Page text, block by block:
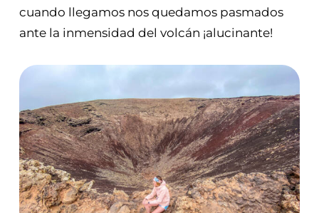
cuando llegamos nos quedamos pasmados
ante la inmensidad del volcán ¡alucinante!